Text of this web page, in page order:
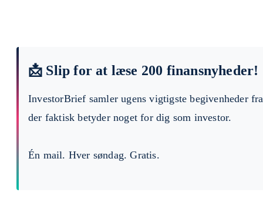
📩 Slip for at læse 200 finansnyheder!
InvestorBrief samler ugens vigtigste begivenheder
der faktisk betyder noget for dig som investor.
Én mail. Hver søndag. Gratis.